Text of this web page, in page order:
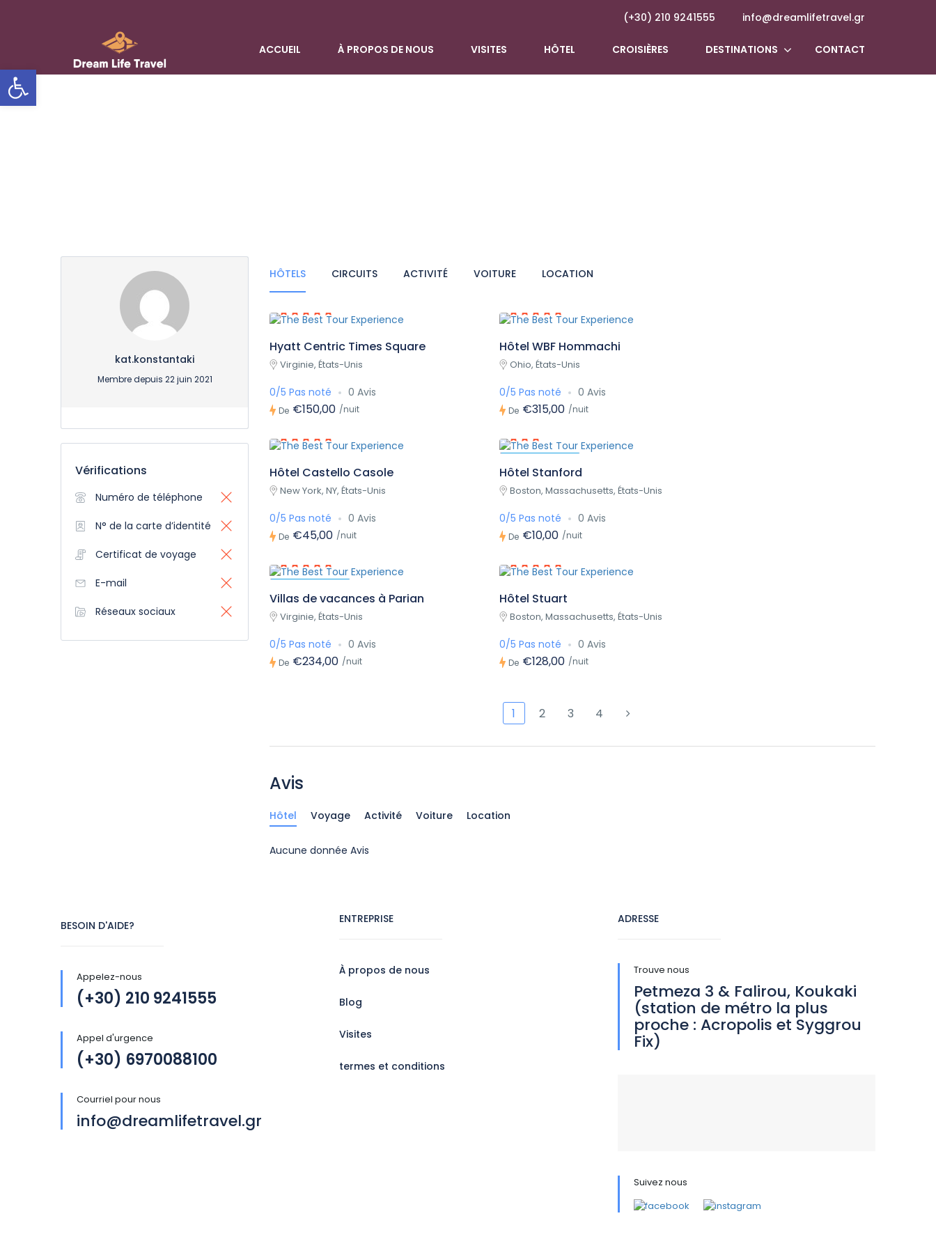
Ouvrir la barre d'outils
(+30) 210 9241555 info@dreamlifetravel.gr
ACCUEIL À PROPOS DE NOUS VISITES HÔTEL CROISIÈRES DESTINATIONS CONTACT
kat.konstantaki
Membre depuis 22 juin 2021
Vérifications
Numéro de téléphone
N° de la carte d’identité
Certificat de voyage
E-mail
Réseaux sociaux
HÔTELS CIRCUITS ACTIVITÉ VOITURE LOCATION
Hyatt Centric Times Square
Virginie, États-Unis
0/5 Pas noté 0 Avis
De €150,00 /nuit
Hôtel WBF Hommachi
Ohio, États-Unis
0/5 Pas noté 0 Avis
De €315,00 /nuit
Hôtel Castello Casole
New York, NY, États-Unis
0/5 Pas noté 0 Avis
De €45,00 /nuit
Hôtel Stanford
Boston, Massachusetts, États-Unis
0/5 Pas noté 0 Avis
De €10,00 /nuit
Villas de vacances à Parian
Virginie, États-Unis
0/5 Pas noté 0 Avis
De €234,00 /nuit
Hôtel Stuart
Boston, Massachusetts, États-Unis
0/5 Pas noté 0 Avis
De €128,00 /nuit
1 2 3 4
Avis
Hôtel Voyage Activité Voiture Location
Aucune donnée Avis
BESOIN D'AIDE?
Appelez-nous
(+30) 210 9241555
Appel d'urgence
(+30) 6970088100
Courriel pour nous
info@dreamlifetravel.gr
ENTREPRISE
À propos de nous
Blog
Visites
termes et conditions
ADRESSE
Trouve nous
Petmeza 3 & Falirou, Koukaki
(station de métro la plus
proche : Acropolis et Syggrou
Fix)
Suivez nous